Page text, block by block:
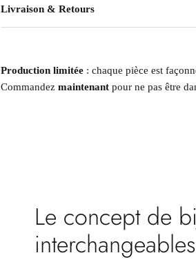
Livraison & Retours
Production limitée: chaque pièce est
Commandez maintenantpour ne pas être
Le concept de
interchangeables